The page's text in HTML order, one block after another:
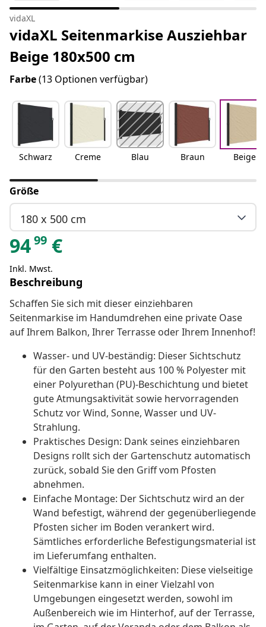
vidaXL
vidaXL Seitenmarkise Ausziehbar
Beige 180x500 cm
Farbe(13 Optionen verfügbar)
Schwarz Creme Blau Braun Beige
Größe
180 x 500 cm
9499 €
Inkl. Mwst.
Beschreibung
Schaffen Sie sich mit dieser einziehbaren
Seitenmarkise im Handumdrehen eine private Oase
auf Ihrem Balkon, Ihrer Terrasse oder Ihrem Innenhof!
Wasser- und UV-beständig: Dieser Sichtschutz
für den Garten besteht aus 100 % Polyester mit
einer Polyurethan (PU)-Beschichtung und bietet
gute Atmungsaktivität sowie hervorragenden
Schutz vor Wind, Sonne, Wasser und UV-
Strahlung.
Praktisches Design: Dank seines einziehbaren
Designs rollt sich der Gartenschutz automatisch
zurück, sobald Sie den Griff vom Pfosten
abnehmen.
Einfache Montage: Der Sichtschutz wird an der
Wand befestigt, während der gegenüberliegende
Pfosten sicher im Boden verankert wird.
Sämtliches erforderliche Befestigungsmaterial ist
im Lieferumfang enthalten.
Vielfältige Einsatzmöglichkeiten: Diese vielseitige
Seitenmarkise kann in einer Vielzahl von
Umgebungen eingesetzt werden, sowohl im
Außenbereich wie im Hinterhof, auf der Terrasse,